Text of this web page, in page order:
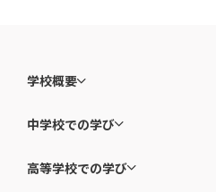
学校概要
中学校での学び
高等学校での学び